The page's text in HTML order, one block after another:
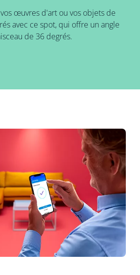
œuvres d'art ou vos objets de
avec ce spot, qui offre un angle
de 36 degrés.